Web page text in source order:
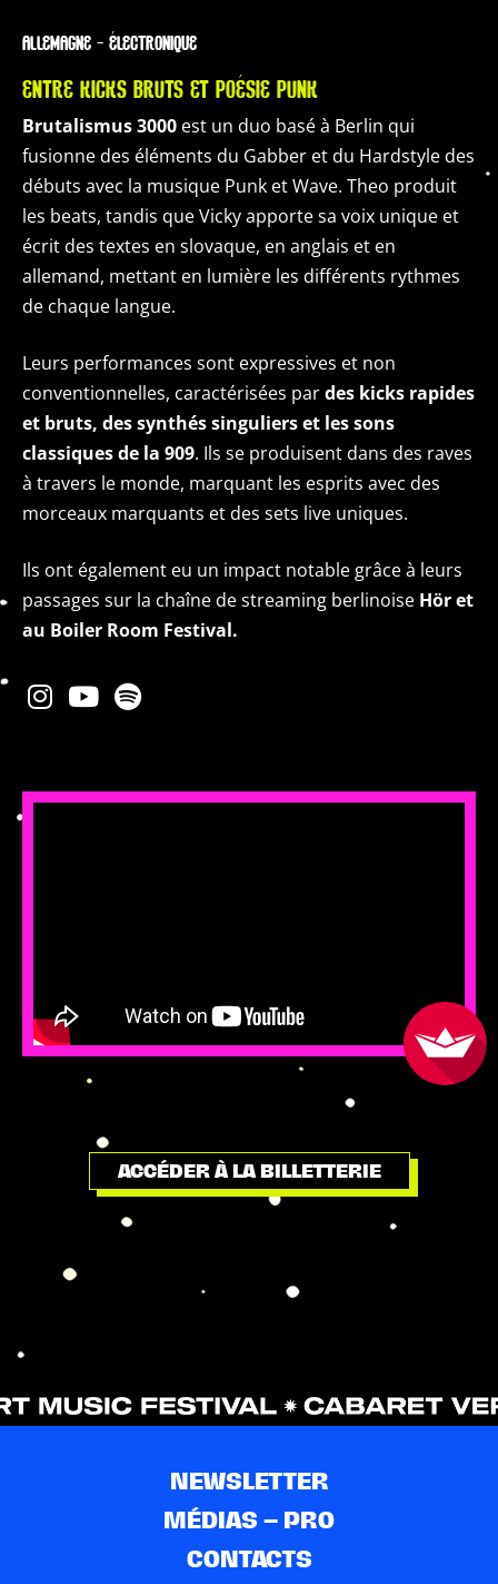
ALLEMAGNE — ÉLECTRONIQUE
ENTRE KICKS BRUTS ET POÉSIE PUNK
Brutalismus 3000 est un duo basé à Berlin qui
fusionne des éléments du Gabber et du Hardstyle des
débuts avec la musique Punk et Wave. Theo produit
les beats, tandis que Vicky apporte sa voix unique et
écrit des textes en slovaque, en anglais et en
allemand, mettant en lumière les différents rythmes
de chaque langue.
Leurs performances sont expressives et non
conventionnelles, caractérisées pardes kicks rapides
et bruts, des synthés singuliers et les sons
classiques de la 909. Ils se produisent dans des raves
à travers le monde, marquant les esprits avec des
morceaux marquants et des sets live uniques.
Ils ont également eu un impact notable grâce à leurs
passages sur la chaîne de streaming berlinoise Hör et
au Boiler Room Festival.
ACCÉDER À LA BILLETTERIE
NEWSLETTER
MÉDIAS – PRO
CONTACTS